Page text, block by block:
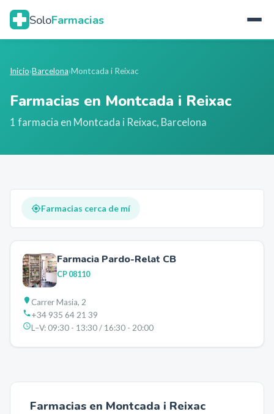
SoloFarmacias
Inicio›Barcelona›Montcada i Reixac
Farmacias en Montcada i Reixac
1 farmacia en Montcada i Reixac, Barcelona
Farmacias cerca de mí
Farmacia Pardo-Relat CB
CP 08110
Carrer Masia, 2
+34 935 64 21 39
L–V:09:30 - 13:30 / 16:30 - 20:00
Farmacias en Montcada i Reixac